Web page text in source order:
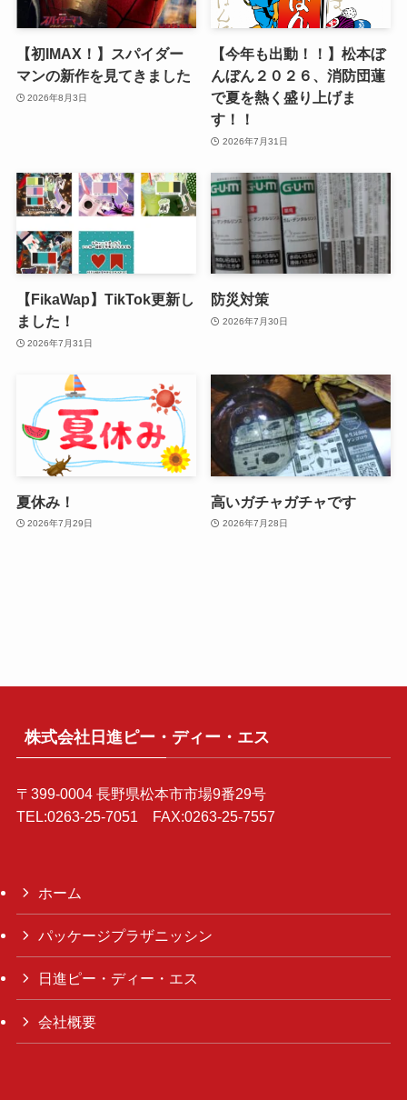
【初IMAX！】スパイダー
マンの新作を見てきました
2026年8月3日
【今年も出動！！】松本ぼ
んぼん２０２６、消防団蓮
で夏を熱く盛り上げま
す！！
2026年7月31日
【FikaWap】TikTok更新し
ました！
2026年7月31日
防災対策
2026年7月30日
夏休み！
2026年7月29日
高いガチャガチャです
2026年7月28日
株式会社日進ピー・ディー・エス
〒399-0004 長野県松本市市場9番29号
TEL:0263-25-7051 FAX:0263-25-7557
ホーム
パッケージプラザニッシン
日進ピー・ディー・エス
会社概要